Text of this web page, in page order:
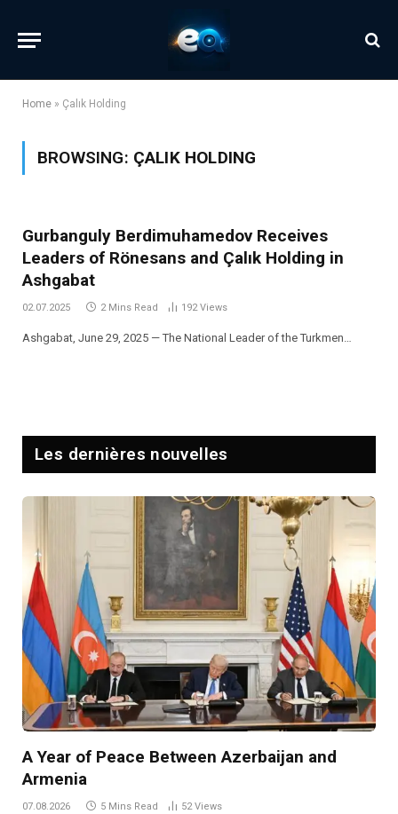
Home » Çalık Holding
BROWSING: ÇALIK HOLDING
Gurbanguly Berdimuhamedov Receives
Leaders of Rönesans and Çalık Holding in
Ashgabat
02.07.2025 2 Mins Read 192Views
Ashgabat, June 29, 2025 — The National Leader of the Turkmen…
Les dernières nouvelles
A Year of Peace Between Azerbaijan and
Armenia
07.08.2026 5 Mins Read 52Views